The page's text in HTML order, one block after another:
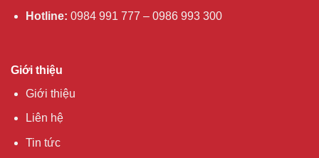
Hotline: 0984 991 777 – 0986 993 300
Giới thiệu
Giới thiệu
Liên hệ
Tin tức